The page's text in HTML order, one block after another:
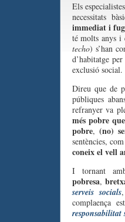
Els
necessitats
immediat i
té molts anys i
techo) s’han
d’habitatge
exclusió
Direu que de
públiques
refranyer va
més pobre
pobre, (no)
sentències,
coneix el vell
I tornant
pobresa,
serveis socials
responsabilitat